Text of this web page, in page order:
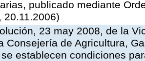
publicado mediante
20.11.2006)
23 may 2008, de la
Consejería de Agricultura,
establecen condiciones